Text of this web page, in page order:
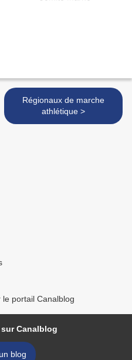
Régionaux de marche
athlétique >
portail Canalblog
Canalblog
blog